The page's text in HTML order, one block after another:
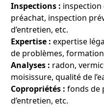
Inspections :
préachat, inspection
d’entretien, etc.
Expertise :expertise
de problèmes,
Analyses : radon,
moisissure, qualité de
Copropriétés : fonds de
d’entretien, etc.